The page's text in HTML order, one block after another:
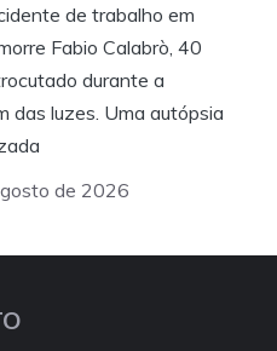
de trabalho em
Fabio Calabrò, 40
durante a
das luzes. Uma autópsia
de 2026